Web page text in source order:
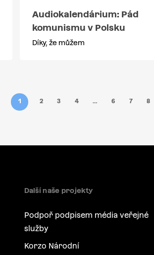
Audiokalendárium: Pád
komunismu v Polsku
Díky, že můžem
1 2 3 4 … 6 7 8
Další naše projekty
Podpoř podpisem média veřejné
služby
Korzo Národní